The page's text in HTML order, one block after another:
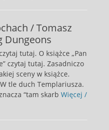
/ Tomasz
Dungeons
tutaj. O książce „Pan
czytaj tutaj. Zasadniczo
sceny w książce.
tle duch Templariusza.
“tam skarb Więcej /